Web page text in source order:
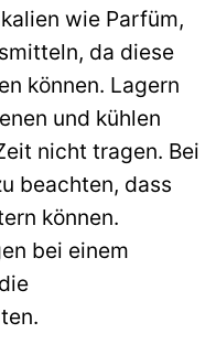
wie Parfüm,
da diese
können. Lagern
und kühlen
nicht tragen. Bei
beachten, dass
können.
bei einem